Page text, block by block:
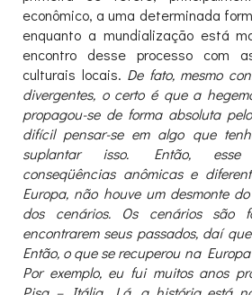
econômico, a uma determinada
enquanto a mundialização está
encontro desse processo com
culturais locais. De fato, mesmo
divergentes, o certo é que a
propagou-se de forma absoluta
difícil pensar-se em algo que
suplantar isso. Então, esse
conseqüências anômicas e
Europa, não houve um desmonte
dos cenários. Os cenários são
encontrarem seus passados, daí
Então, o que se recuperou na
Por exemplo, eu fui muitos anos